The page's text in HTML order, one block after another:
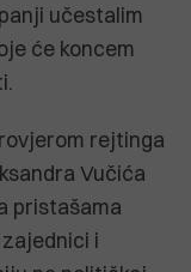
učestalim
će koncem
rejtinga
Vučića
pristašama
i